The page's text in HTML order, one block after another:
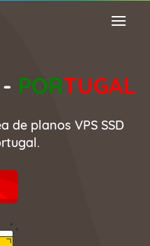
PORTUGAL
de planos VPS SSD